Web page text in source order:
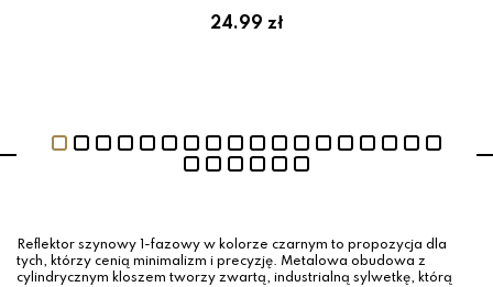
24.99 zł
Reflektor szynowy 1-fazowy w kolorze czarnym to propozycja dla
tych, którzy cenią minimalizm i precyzję. Metalowa obudowa z
cylindrycznym kloszem tworzy zwartą, industrialną sylwetkę, którą